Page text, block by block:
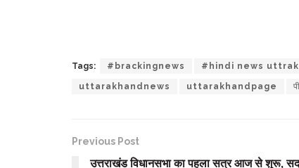
Tags: #brackingnews #hindi news
uttarakhandnews uttarakhandpage
Previous Post
उत्तराखंड विधानसभा का पहला सत्र आज से शुरू,